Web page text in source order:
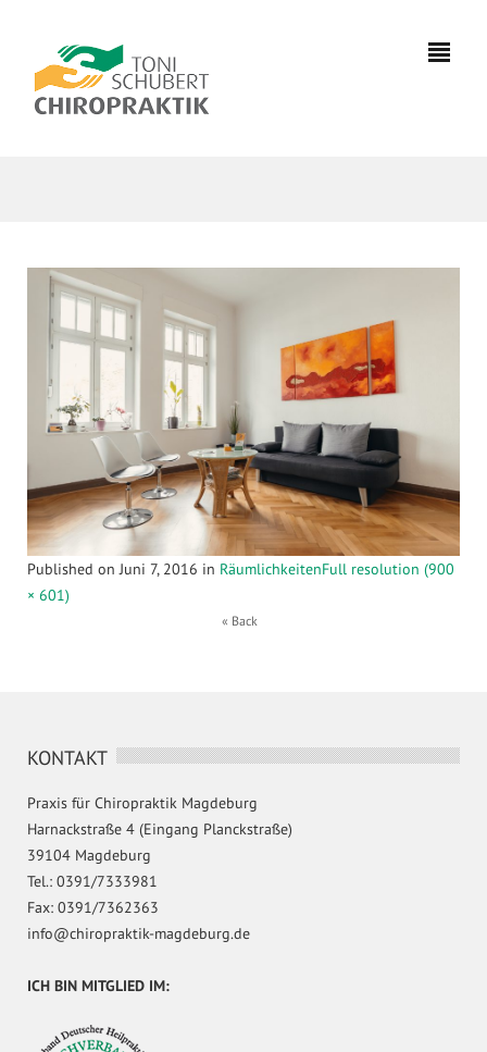
0391
info@chiropraktik-
magdeburg.de
Published onJuni 7, 2016 in RäumlichkeitenFull resolution (900
× 601)
« Back
KONTAKT
Praxis für Chiropraktik Magdeburg
Harnackstraße 4 (Eingang Planckstraße)
39104 Magdeburg
Tel.: 0391/7333981
Fax: 0391/7362363
info@chiropraktik-magdeburg.de
ICH BIN MITGLIED IM: